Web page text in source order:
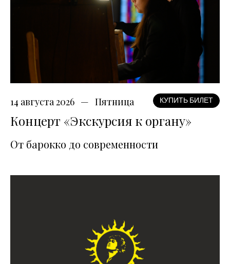
14 августа 2026 Пятница КУПИТЬ БИЛЕТ
Концерт «Экскурсия к органу»
От барокко до современности